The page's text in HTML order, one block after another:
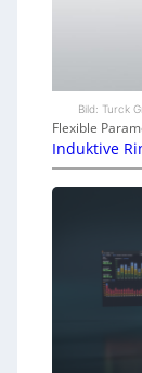
Bild: Turck
Flexible
Induktive